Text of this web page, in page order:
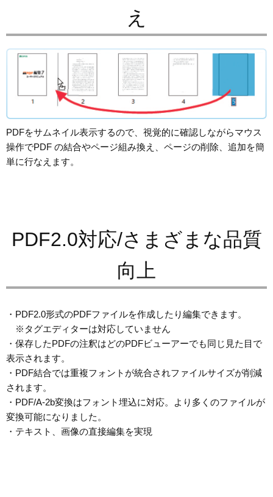
え
PDFをサムネイル表示するので、視覚的に確認しながらマウス
操作でPDF の結合やページ組み換え、ページの削除、追加を簡
単に行なえます。
PDF2.0対応/さまざまな品質
向上
・PDF2.0形式のPDFファイルを作成したり編集できます。
※タグエディターは対応していません
・保存したPDFの注釈はどのPDFビューアーでも同じ見た目で
表示されます。
・PDF結合では重複フォントが統合されファイルサイズが削減
されます。
・PDF/A-2b変換はフォント埋込に対応。より多くのファイルが
変換可能になりました。
・テキスト、画像の直接編集を実現